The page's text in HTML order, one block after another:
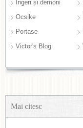
Îngeri și demoni
Ocsike
Portase
Victor's Blog
Mai citesc